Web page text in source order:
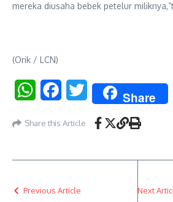
mereka diusaha bebek petelur
(Orik / LCN)
WhatsAppFacebookTwitter Share
Share this Article
Previous Article Next